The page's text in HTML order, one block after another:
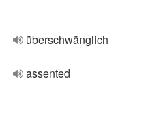
überschwänglich
assented